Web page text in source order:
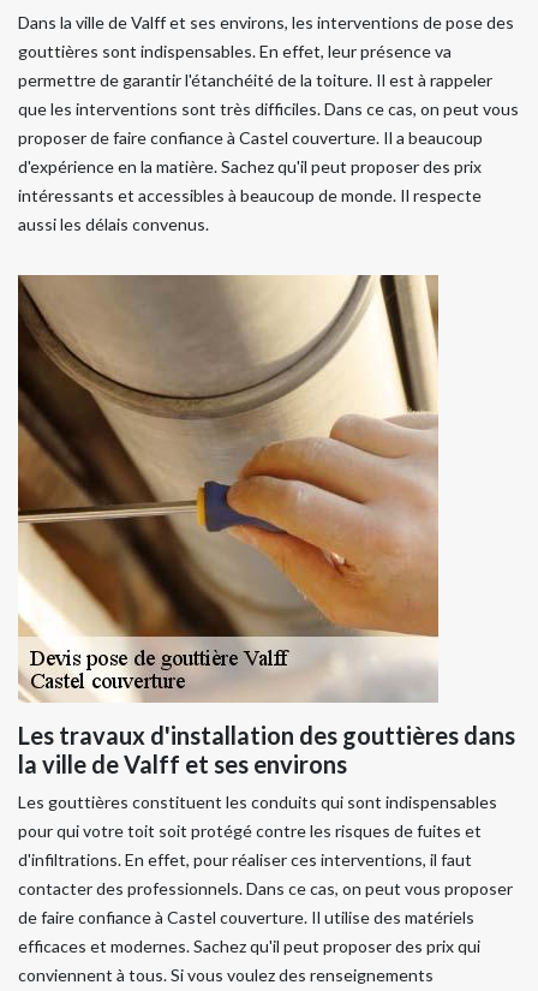
Dans la ville de Valff et ses environs, les interventions de pose des
gouttières sont indispensables. En effet, leur présence va
permettre de garantir l'étanchéité de la toiture. Il est à rappeler
que les interventions sont très difficiles. Dans ce cas, on peut vous
proposer de faire confiance à Castel couverture. Il a beaucoup
d'expérience en la matière. Sachez qu'il peut proposer des prix
intéressants et accessibles à beaucoup de monde. Il respecte
aussi les délais convenus.
Les travaux d'installation des gouttières dans
la ville de Valff et ses environs
Les gouttières constituent les conduits qui sont indispensables
pour qui votre toit soit protégé contre les risques de fuites et
d'infiltrations. En effet, pour réaliser ces interventions, il faut
contacter des professionnels. Dans ce cas, on peut vous proposer
de faire confiance à Castel couverture. Il utilise des matériels
efficaces et modernes. Sachez qu'il peut proposer des prix qui
conviennent à tous. Si vous voulez des renseignements